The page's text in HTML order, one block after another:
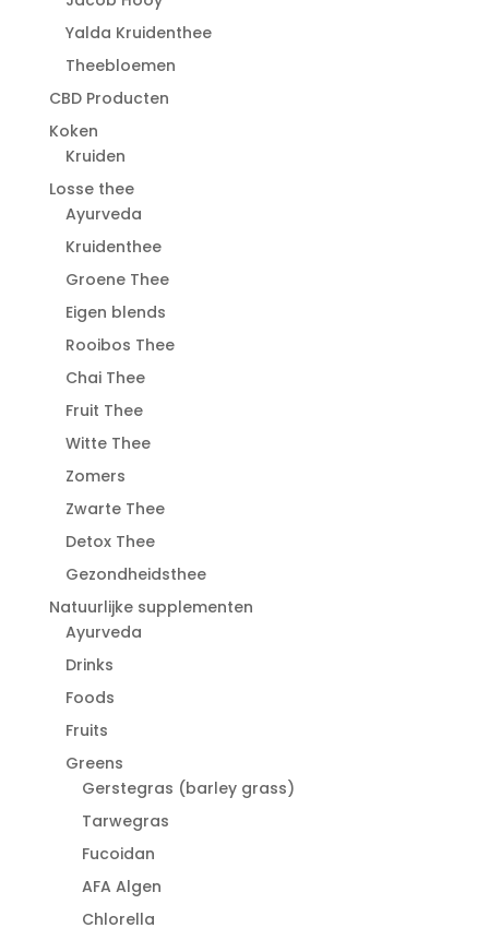
Yalda Kruidenthee
Theebloemen
CBD Producten
Koken
Kruiden
Losse thee
Ayurveda
Kruidenthee
Groene Thee
Eigen blends
Rooibos Thee
Chai Thee
Fruit Thee
Witte Thee
Zomers
Zwarte Thee
Detox Thee
Gezondheidsthee
Natuurlijke supplementen
Ayurveda
Drinks
Foods
Fruits
Greens
Gerstegras (barley grass)
Tarwegras
Fucoidan
AFA Algen
Chlorella